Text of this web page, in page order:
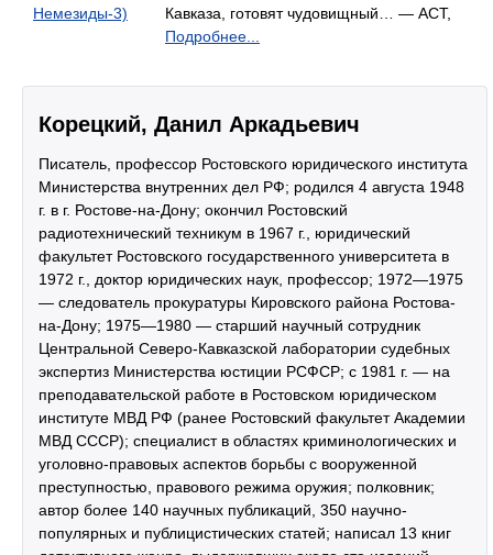
Немезиды-3)
Кавказа, готовят чудовищный… — АСТ,
Подробнее...
Корецкий, Данил Аркадьевич
Писатель, профессор Ростовского юридического института
Министерства внутренних дел РФ; родился 4 августа 1948
г. в г. Ростове-на-Дону; окончил Ростовский
радиотехнический техникум в 1967 г., юридический
факультет Ростовского государственного университета в
1972 г., доктор юридических наук, профессор; 1972—1975
— следователь прокуратуры Кировского района Ростова-
на-Дону; 1975—1980 — старший научный сотрудник
Центральной Северо-Кавказской лаборатории судебных
экспертиз Министерства юстиции РСФСР; с 1981 г. — на
преподавательской работе в Ростовском юридическом
институте МВД РФ (ранее Ростовский факультет Академии
МВД СССР); специалист в областях криминологических и
уголовно-правовых аспектов борьбы с вооруженной
преступностью, правового режима оружия; полковник;
автор более 140 научных публикаций, 350 научно-
популярных и публицистических статей; написал 13 книг